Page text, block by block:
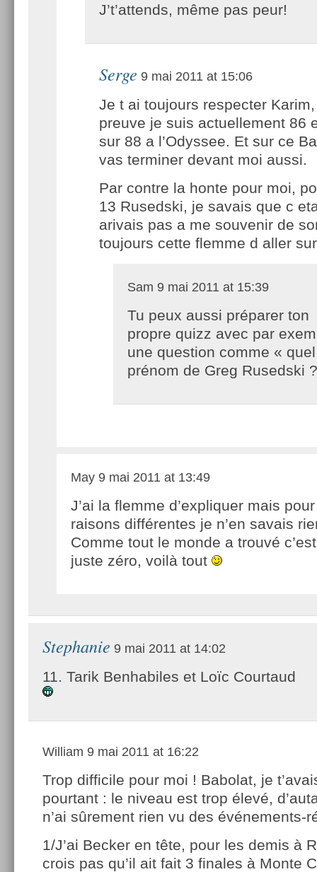
J’t’attends, même pas peur!
Serge 9 mai 2011 at 15:06
Je t ai toujours respecter
preuve je suis actuellement 86
sur 88 a l’Odyssee. Et sur ce
vas terminer devant moi aussi.
Par contre la honte pour moi,
13 Rusedski, je savais que c
arivais pas a me souvenir de
toujours cette flemme d aller
Sam 9 mai 2011 at 15:39
Tu peux aussi préparer ton
propre quizz avec par
une question comme «
prénom de Greg Rusedski
May 9 mai 2011 at 13:49
J’ai la flemme d’expliquer mais
raisons différentes je n’en savais
Comme tout le monde a trouvé
juste zéro, voilà tout
Stephanie 9 mai 2011 at 14:02
11. Tarik Benhabiles et Loïc Courtaud
William 9 mai 2011 at 16:22
Trop difficile pour moi ! Babolat, je
pourtant : le niveau est trop élevé,
n’ai sûrement rien vu des événements-
1/J’ai Becker en tête, pour les demis à
crois pas qu’il ait fait 3 finales à Monte